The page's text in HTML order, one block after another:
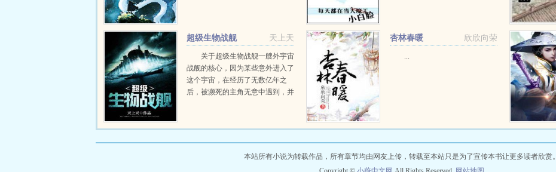
天上天
超级生物战舰
关于超级生物战舰一艘外宇宙
战舰的核心，因为某些意外进入了
这个宇宙，在经历了无数亿年之
后，被濒死的主角无意中遇到，并
始行星上宇宙中壮大...
欣欣向荣
杏林春暖
...
本站所有小说为转载作品，所有章节均由网友上传，转载至本站只是为了宣传本书让更多读者欣赏。